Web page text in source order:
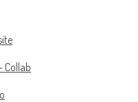
Collab